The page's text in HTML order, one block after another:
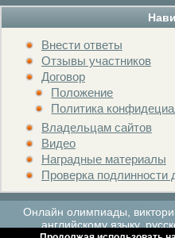
Внести ответы
Отзывы участников
Договор
Положение
Политика
Владельцам сайтов
Видео
Наградные материалы
Проверка подлинности
Онлайн олимпиады,
английскому языку,